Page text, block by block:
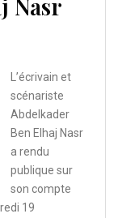
Nasr
L’écrivain et
scénariste
Abdelkader
Ben Elhaj Nasr
a rendu
publique sur
son compte
19